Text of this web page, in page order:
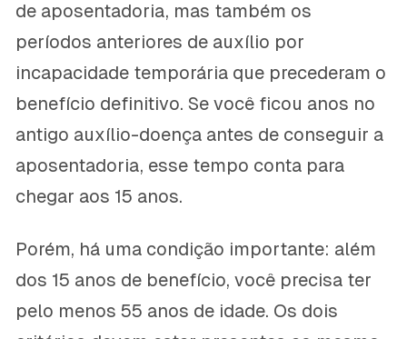
de aposentadoria, mas também os
períodos anteriores de auxílio por
incapacidade temporária que precederam o
benefício definitivo. Se você ficou anos no
antigo auxílio-doença antes de conseguir a
aposentadoria, esse tempo conta para
chegar aos 15 anos.
Porém, há uma condição importante: além
dos 15 anos de benefício, você precisa ter
pelo menos 55 anos de idade. Os dois